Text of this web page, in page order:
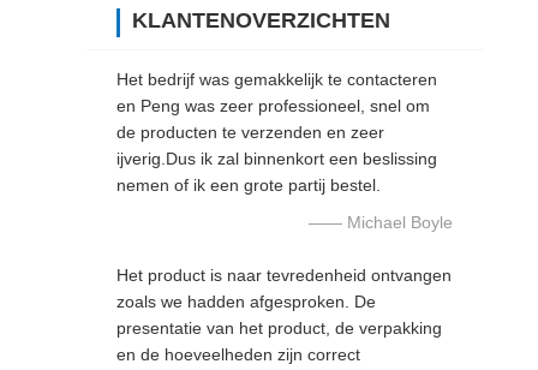
KLANTENOVERZICHTEN
Het bedrijf was gemakkelijk te contacteren
en Peng was zeer professioneel, snel om
de producten te verzenden en zeer
ijverig.Dus ik zal binnenkort een beslissing
nemen of ik een grote partij bestel.
—— Michael Boyle
Het product is naar tevredenheid ontvangen
zoals we hadden afgesproken. De
presentatie van het product, de verpakking
en de hoeveelheden zijn correct